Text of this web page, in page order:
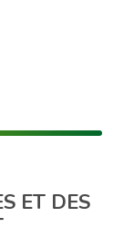
ET DES